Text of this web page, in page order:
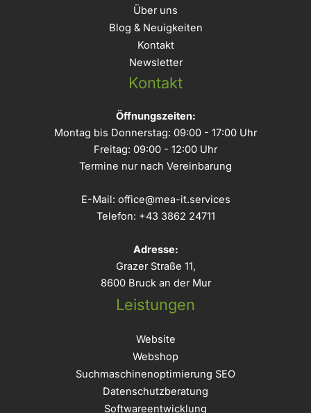
Über uns
Blog & Neuigkeiten
Kontakt
Newsletter
Kontakt
Öffnungszeiten:
Montag bis Donnerstag: 09:00 - 17:00 Uhr
Freitag: 09:00 - 12:00 Uhr
Termine nur nach Vereinbarung
E-Mail: office@mea-it.services
Telefon: +43 3862 24711
Adresse:
Grazer Straße 11,
8600 Bruck an der Mur
Leistungen
Website
Webshop
Suchmaschinenoptimierung SEO
Datenschutzberatung
Softwareentwicklung